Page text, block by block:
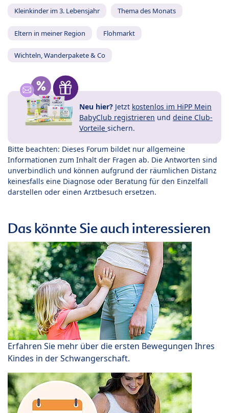
Kleinkinder im 3. Lebensjahr Thema des Monats
Eltern in meiner Region Flohmarkt
Wichteln, Wanderpakete & Co
Neu hier? Jetzt kostenlos im HiPP Mein
BabyClub registrieren und deine Club-
Vorteile sichern.
Bitte beachten: Dieses Forum bildet nur allgemeine
Informationen zum Inhalt der Fragen ab. Die Antworten sind
unverbindlich und können aufgrund der räumlichen Distanz
keinesfalls eine Diagnose oder Beratung für den Einzelfall
darstellen oder einen Arztbesuch ersetzen.
Das könnte Sie auch interessieren
Erfahren Sie mehr über die ersten Bewegungen Ihres
Kindes in der Schwangerschaft.